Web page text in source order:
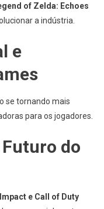
of Zelda: Echoes
a indústria.
e
se tornando mais
para os jogadores.
do
e Call of Duty